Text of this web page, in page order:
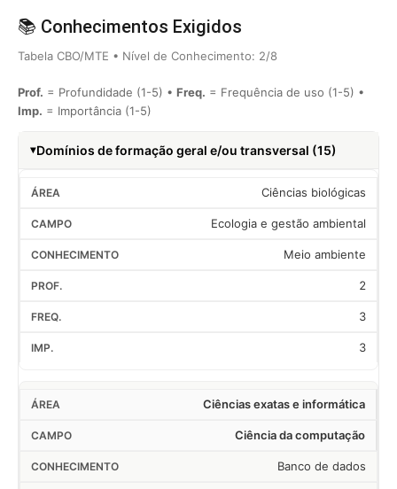
📚 Conhecimentos Exigidos
Tabela CBO/MTE • Nível de Conhecimento: 2/8
Prof. = Profundidade (1-5) • Freq. = Frequência de uso (1-5) •
Imp. = Importância (1-5)
Domínios de formação geral e/ou transversal (15)
Ciências biológicas
Ecologia e gestão ambiental
Meio ambiente
2
3
3
Ciências exatas e informática
Ciência da computação
Banco de dados